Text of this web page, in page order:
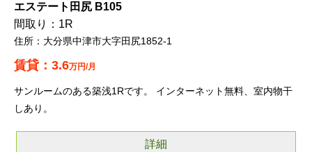
エステート田尻 B105
1R
大分県中津市大字田尻1852-1
3.6万円/月
サンルームのある築浅1Rです。 インターネット無料、室内物干
しあり。
詳細